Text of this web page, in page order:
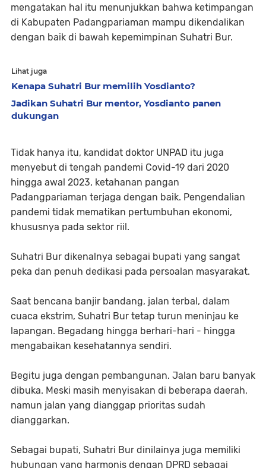
mengatakan hal itu menunjukkan bahwa ketimpangan
di Kabupaten Padangpariaman mampu dikendalikan
dengan baik di bawah kepemimpinan Suhatri Bur.
Lihat juga
Kenapa Suhatri Bur memilih Yosdianto?
Jadikan Suhatri Bur mentor, Yosdianto panen
dukungan
Tidak hanya itu, kandidat doktor UNPAD itu juga
menyebut di tengah pandemi Covid-19 dari 2020
hingga awal 2023, ketahanan pangan
Padangpariaman terjaga dengan baik. Pengendalian
pandemi tidak mematikan pertumbuhan ekonomi,
khususnya pada sektor riil.
Suhatri Bur dikenalnya sebagai bupati yang sangat
peka dan penuh dedikasi pada persoalan masyarakat.
Saat bencana banjir bandang, jalan terbal, dalam
cuaca ekstrim, Suhatri Bur tetap turun meninjau ke
lapangan. Begadang hingga berhari-hari - hingga
mengabaikan kesehatannya sendiri.
Begitu juga dengan pembangunan. Jalan baru banyak
dibuka. Meski masih menyisakan di beberapa daerah,
namun jalan yang dianggap prioritas sudah
dianggarkan.
Sebagai bupati, Suhatri Bur dinilainya juga memiliki
hubungan yang harmonis dengan DPRD sebagai